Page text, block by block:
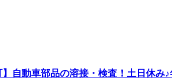
】自動車部品の溶接・検査！土日休